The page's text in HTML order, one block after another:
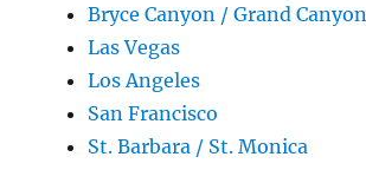
Bryce Canyon / Grand Canyon
Las Vegas
Los Angeles
San Francisco
St. Barbara / St. Monica